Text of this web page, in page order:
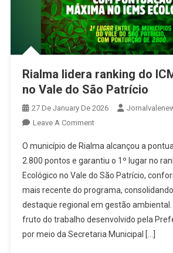
Rialma lidera ranking do
no Vale do São Patrício
27 De January De 2026
Leave A CommentOn
Lidera
Ranking
Do
ICMS
Ecológico
No
Vale
O município de Rialma alcançou a
2.800 pontos e garantiu o 1º lugar no
Ecológico no Vale do São Patrício,
mais recente do programa,
destaque regional em gestão ambiental.
fruto do trabalho desenvolvido pela
por meio da Secretaria Municipal […]